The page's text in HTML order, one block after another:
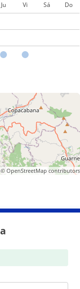
Ju Vi Sá
Do
OpenStreetMap contributors